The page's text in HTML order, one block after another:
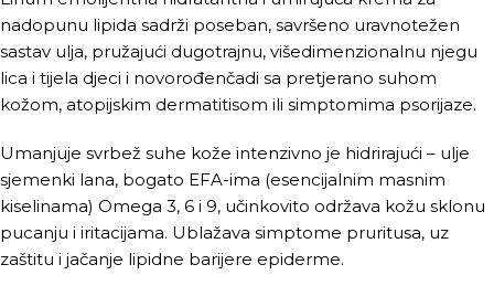
nadopunu lipida sadrži poseban, savršeno uravnotežen
sastav ulja, pružajući dugotrajnu, višedimenzionalnu njegu
lica i tijela djeci i novorođenčadi sa pretjerano suhom
kožom, atopijskim dermatitisom ili simptomima psorijaze.
Umanjuje svrbež suhe kože intenzivno je hidrirajući – ulje
sjemenki lana, bogato EFA-ima (esencijalnim masnim
kiselinama) Omega 3, 6 i 9, učinkovito održava kožu sklonu
pucanju i iritacijama. Ublažava simptome pruritusa, uz
zaštitu i jačanje lipidne barijere epiderme.